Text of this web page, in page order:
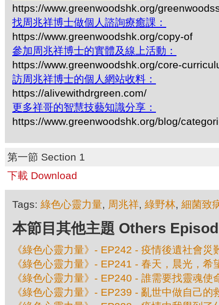
https://www.greenwoodshk.org/
找周兆祥博士做個人諮詢療癒課：
https://www.greenwoodshk.org/copy-of
參加周兆祥博士的實體及線上活動：
https://www.greenwoodshk.org/core-
訪周兆祥博士的個人網站收料：
https://alivewithdrgreen.com/
更多祥哥的智慧技藝知識分享：
https://www.greenwoodshk.org/blog/
第一節 Section 1
下載 Download
Tags: 綠色心靈力量, 周兆祥, 綠野林, 細菌致
本節目其他主題 Others
《綠色心靈力量》- EP242 - 疫情後遺社會災
《綠色心靈力量》- EP241 - 春天，晨光，希
《綠色心靈力量》- EP240 - 誰需要找靈魂使
《綠色心靈力量》- EP239 - 亂世中做自己的